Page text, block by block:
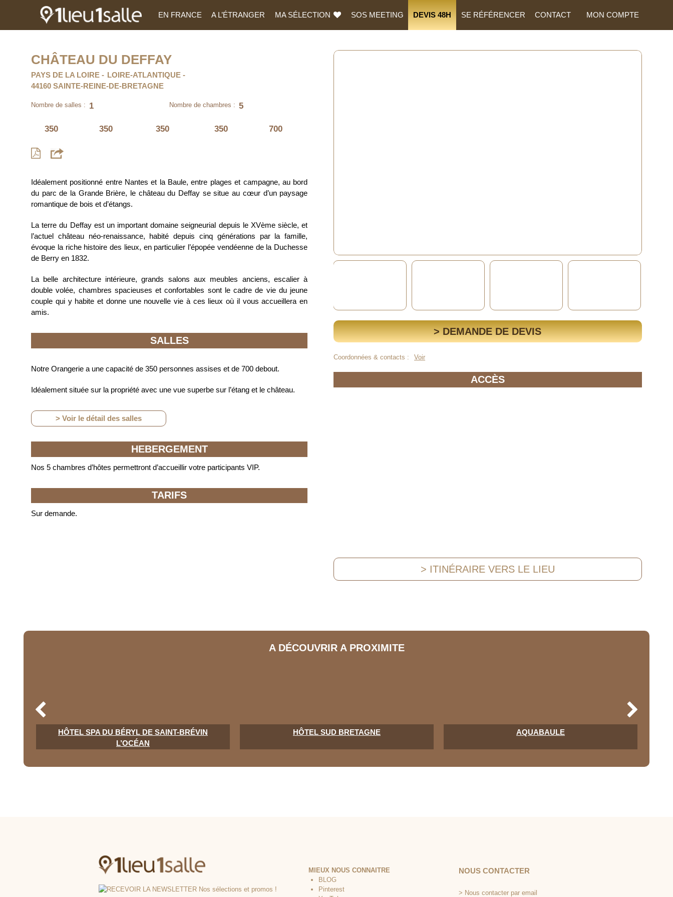
EN FRANCE A L’ÉTRANGER MA SÉLECTION SOS MEETING DEVIS 48H SE RÉFÉRENCER CONTACT MON COMPTE
CHÂTEAU DU DEFFAY
PAYS DE LA LOIRE
LOIRE-ATLANTIQUE
44160 SAINTE-REINE-DE-BRETAGNE
Nombre de salles : 1 Nombre de chambres : 5
350 350 350 350 700
Idéalement positionné entre Nantes et la Baule, entre plages et campagne, au bord
du parc de la Grande Brière, le château du Deffay se situe au cœur d’un paysage
romantique de bois et d’étangs.
La terre du Deffay est un important domaine seigneurial depuis le XVème siècle, et
l’actuel château néo-renaissance, habité depuis cinq générations par la famille,
évoque la riche histoire des lieux, en particulier l’épopée vendéenne de la Duchesse
de Berry en 1832.
La belle architecture intérieure, grands salons aux meubles anciens, escalier à
double volée, chambres spacieuses et confortables sont le cadre de vie du jeune
couple qui y habite et donne une nouvelle vie à ces lieux où il vous accueillera en
amis.
SALLES
Notre Orangerie a une capacité de 350 personnes assises et de 700 debout.
Idéalement située sur la propriété avec une vue superbe sur l’étang et le château.
> Voir le détail des salles
HEBERGEMENT
Nos 5 chambres d’hôtes permettront d’accueillir votre participants VIP.
TARIFS
Sur demande.
> DEMANDE DE DEVIS
Coordonnées & contacts : Voir
ACCÈS
> ITINÉRAIRE VERS LE LIEU
A DÉCOUVRIR A PROXIMITE
HÔTEL SPA DU BÉRYL DE SAINT-BRÉVIN
L’OCÉAN
HÔTEL SUD BRETAGNE AQUABAULE
MIEUX NOUS CONNAITRE
BLOG
Pinterest
NOUS CONTACTER
> Nous contacter par email